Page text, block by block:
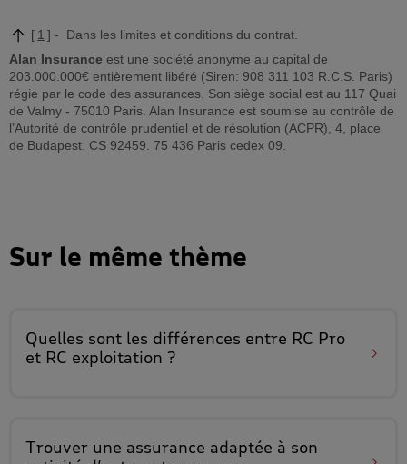
1
Dans les limites et conditions du contrat.
Alan Insurance est une société anonyme au capital de
203.000.000€ entièrement libéré (Siren: 908 311 103 R.C.S. Paris)
régie par le code des assurances. Son siège social est au 117 Quai
de Valmy - 75010 Paris. Alan Insurance est soumise au contrôle de
l’Autorité de contrôle prudentiel et de résolution (ACPR), 4, place
de Budapest. CS 92459. 75 436 Paris cedex 09.
Sur le même thème
Quelles sont les différences entre RC Pro
et RC exploitation ?
Trouver une assurance adaptée à son